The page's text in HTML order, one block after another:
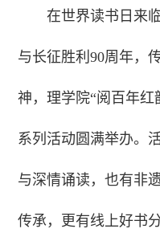
在世界读书日来
与长征胜利90周年，
神，理学院“阅百年红
系列活动圆满举办。
与深情诵读，也有非
传承，更有线上好书